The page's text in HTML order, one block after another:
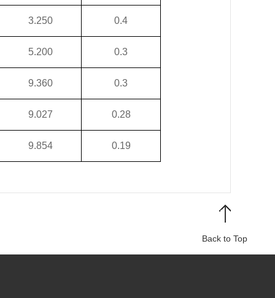
3.250 0.4
5.200 0.3
9.360 0.3
9.027 0.28
9.854 0.19
Back to Top